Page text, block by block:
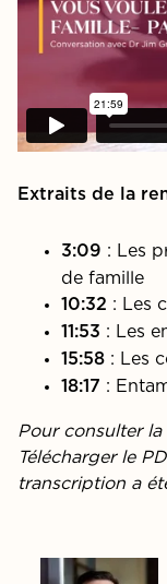
Extraits de la
3:09 : Les
de famille
10:32 : Les
11:53 : Les
15:58 : Les
18:17 :
Pour consulter
Télécharger le
transcription a